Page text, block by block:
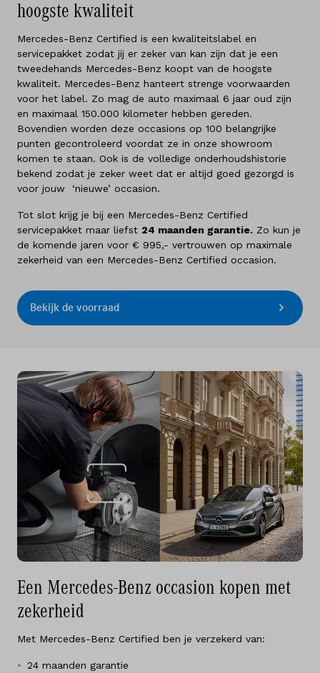
hoogste kwaliteit
Mercedes-Benz Certified is een kwaliteitslabel en
servicepakket zodat jij er zeker van kan zijn dat je een
tweedehands Mercedes-Benz koopt van de hoogste
kwaliteit. Mercedes-Benz hanteert strenge voorwaarden
voor het label. Zo mag de auto maximaal 6 jaar oud zijn
en maximaal 150.000 kilometer hebben gereden.
Bovendien worden deze occasions op 100 belangrijke
punten gecontroleerd voordat ze in onze showroom
komen te staan. Ook is de volledige onderhoudshistorie
bekend zodat je zeker weet dat er altijd goed gezorgd is
voor jouw ‘nieuwe’ occasion.
Tot slot krijg je bij een Mercedes-Benz Certified
servicepakket maar liefst 24 maanden garantie. Zo kun je
de komende jaren voor € 995,- vertrouwen op maximale
zekerheid van een Mercedes-Benz Certified occasion.
Bekijk de voorraad
Een Mercedes-Benz occasion kopen met
zekerheid
Met Mercedes-Benz Certified ben je verzekerd van:
24 maanden garantie